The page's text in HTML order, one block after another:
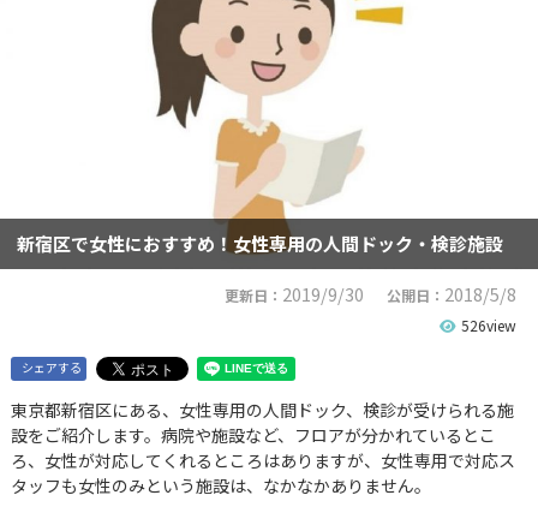
新宿区で女性におすすめ！女性専用の人間ドック・検診施設
更新日： 2019/9/30 公開日： 2018/5/8
526view
シェアする
東京都新宿区にある、女性専用の人間ドック、検診が受けられる施
設をご紹介します。病院や施設など、フロアが分かれているとこ
ろ、女性が対応してくれるところはありますが、女性専用で対応ス
タッフも女性のみという施設は、なかなかありません。